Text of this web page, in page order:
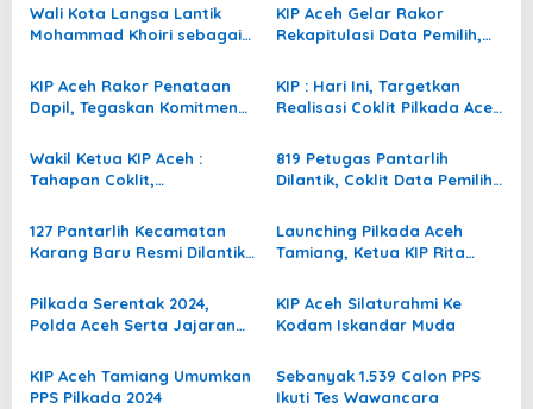
s
i
p
o
Wali Kota Langsa Lantik
Mohammad Khoiri sebagai
KIP Aceh Gelar Rakor
Rekapitulasi Data Pemilih,
Bermasalah di Seluruh
Daerah
KIP Aceh Rakor Penataan
Dapil, Tegaskan Komitmen
KIP : Hari Ini, Targetkan
Realisasi Coklit Pilkada Aceh
Wakil Ketua KIP Aceh :
Tahapan Coklit,
Ekstra Sehingga Tidak Ada
Pihak Dirugikan
819 Petugas Pantarlih
Dilantik, Coklit Data Pemilih
Dimulai
127 Pantarlih Kecamatan
Karang Baru Resmi Dilantik,
Launching Pilkada Aceh
Tamiang, Ketua KIP Rita
Ada Rasa Terancam dan
Terintimidasi
Pilkada Serentak 2024,
Polda Aceh Serta Jajaran
KIP Aceh Silaturahmi Ke
Kodam Iskandar Muda
KIP Aceh Tamiang Umumkan
PPS Pilkada 2024
Sebanyak 1.539 Calon PPS
Ikuti Tes Wawancara